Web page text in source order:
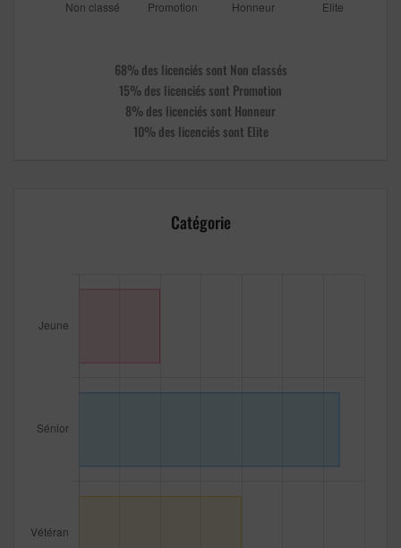
68% des licenciés sont Non classés
15% des licenciés sont Promotion
8% des licenciés sont Honneur
10% des licenciés sont Elite
Catégorie